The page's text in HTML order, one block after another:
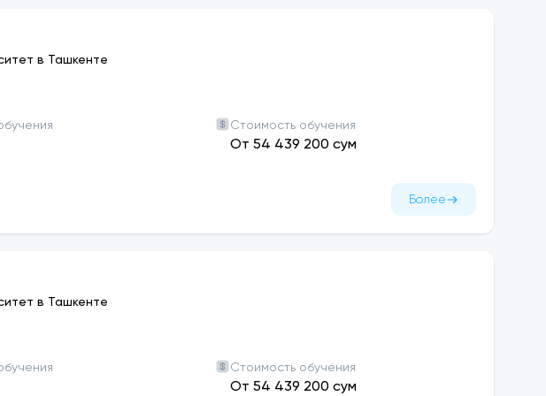
конкурса на стипендию.
финансируются
из собственных ресурсов WIUT
в Ташкенте
Стоимость обучения
От 54 439 200 сум
Более
в Ташкенте
Стоимость обучения
От 54 439 200 сум